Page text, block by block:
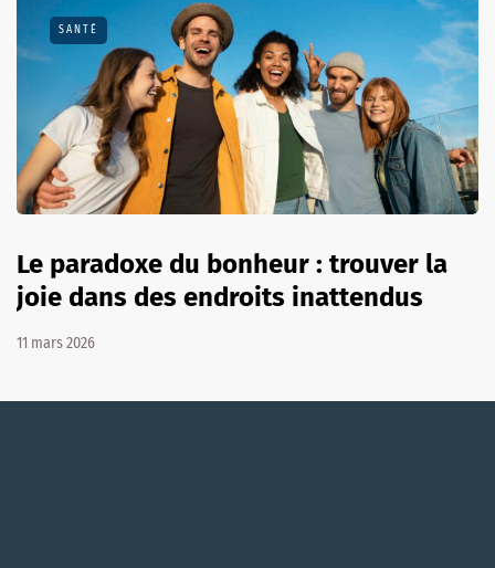
SANTÉ
Le paradoxe du bonheur : trouver la
joie dans des endroits inattendus
11 mars 2026